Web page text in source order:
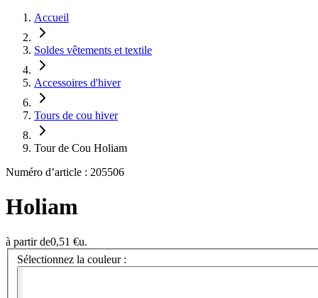
Accueil
Soldes vêtements et textile
Accessoires d'hiver
Tours de cou hiver
Tour de Cou Holiam
Numéro d’article : 205506
Holiam
à partir de0,51 €u.
Sélectionnez la couleur :